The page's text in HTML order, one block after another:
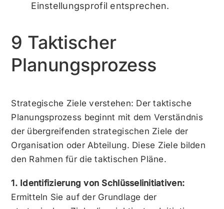
Einstellungsprofil entsprechen.
9 Taktischer
Planungsprozess
Strategische Ziele verstehen: Der taktische
Planungsprozess beginnt mit dem Verständnis
der übergreifenden strategischen Ziele der
Organisation oder Abteilung. Diese Ziele bilden
den Rahmen für die taktischen Pläne.
1. Identifizierung von Schlüsselinitiativen:
Ermitteln Sie auf der Grundlage der